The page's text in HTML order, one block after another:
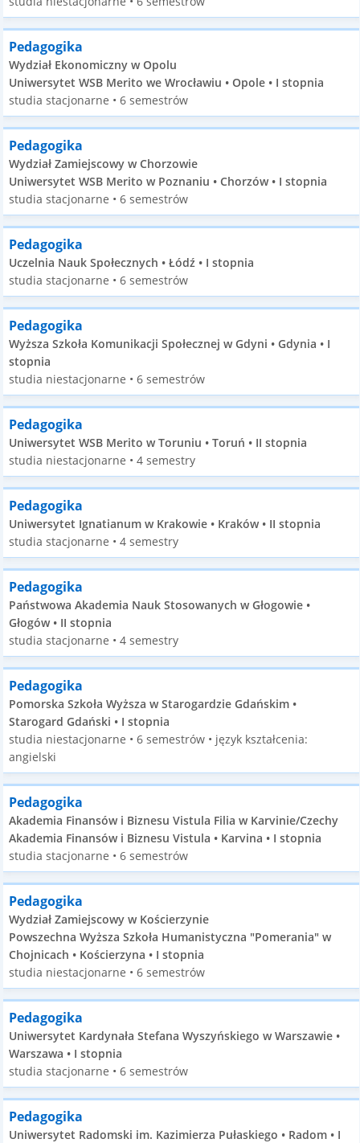
Pedagogika
Wydział Ekonomiczny w Opolu
Uniwersytet WSB Merito we Wrocławiu • Opole • I stopnia
studia stacjonarne • 6 semestrów
Pedagogika
Wydział Zamiejscowy w Chorzowie
Uniwersytet WSB Merito w Poznaniu • Chorzów • I stopnia
studia stacjonarne • 6 semestrów
Pedagogika
Uczelnia Nauk Społecznych • Łódź • I stopnia
studia stacjonarne • 6 semestrów
Pedagogika
Wyższa Szkoła Komunikacji Społecznej w Gdyni • Gdynia • I
stopnia
studia niestacjonarne • 6 semestrów
Pedagogika
Uniwersytet WSB Merito w Toruniu • Toruń • II stopnia
studia niestacjonarne • 4 semestry
Pedagogika
Uniwersytet Ignatianum w Krakowie • Kraków • II stopnia
studia stacjonarne • 4 semestry
Pedagogika
Państwowa Akademia Nauk Stosowanych w Głogowie •
Głogów • II stopnia
studia stacjonarne • 4 semestry
Pedagogika
Pomorska Szkoła Wyższa w Starogardzie Gdańskim •
Starogard Gdański • I stopnia
studia niestacjonarne • 6 semestrów • język kształcenia:
angielski
Pedagogika
Akademia Finansów i Biznesu Vistula Filia w Karvinie/Czechy
Akademia Finansów i Biznesu Vistula • Karvina • I stopnia
studia stacjonarne • 6 semestrów
Pedagogika
Wydział Zamiejscowy w Kościerzynie
Powszechna Wyższa Szkoła Humanistyczna "Pomerania" w
Chojnicach • Kościerzyna • I stopnia
studia niestacjonarne • 6 semestrów
Pedagogika
Uniwersytet Kardynała Stefana Wyszyńskiego w Warszawie •
Warszawa • I stopnia
studia stacjonarne • 6 semestrów
Pedagogika
Uniwersytet Radomski im. Kazimierza Pułaskiego • Radom • I